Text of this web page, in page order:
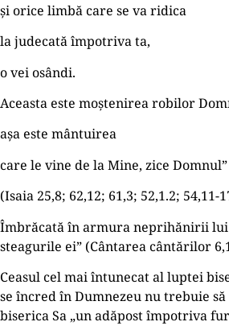
și orice limbă care se va ridica
la judecată împotriva ta,
o vei osândi.
Aceasta este moștenirea robilor
așa este mântuirea
care le vine de la Mine, zice Domnul”
(Isaia 25,8; 62,12; 61,3; 52,1.2; 54,11-
Îmbrăcată în armura neprihănirii lui
steagurile ei” (Cântarea cântărilor
Ceasul cel mai întunecat al luptei
se încred în Dumnezeu nu trebuie
biserica Sa „un adăpost împotriva